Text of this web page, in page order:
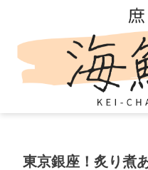
東京銀座！炙り煮